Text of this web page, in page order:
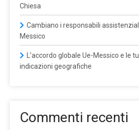
Chiesa
Cambiano i responsabili
Messico
L’accordo globale Ue-Messico e le
indicazioni geografiche
Commenti recenti